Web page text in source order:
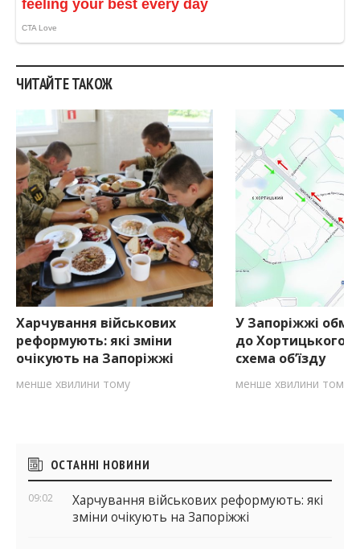
ЧИТАЙТЕ ТАКОЖ
Харчування військових
реформують: які зміни
очікують на Запоріжжі
менше хвилини тому
У Запоріжжі
до Хортицького
схема об’їзду
менше хвилини тому
Бічні
віджети
ОСТАННІ НОВИНИ
09:02
Харчування військових реформують: які
зміни очікують на Запоріжжі